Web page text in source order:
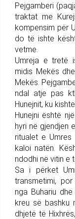
Pejgamberi
traktat me
kompensim për
do të ishte
vetme.
Umreja e tretë
midis Mekës
Mekës.
ndal atje pas
Hunejnit, ku
Hunejni është
hyri në gjendjen
ritualet e
kaloi natën.
ndodhi në vitin e
Sa i përket
transmetimi,
nga Buhariu
kreu së bashku
dhjetë të